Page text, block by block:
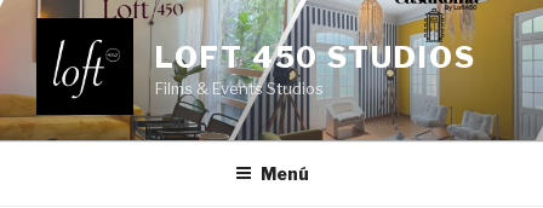
Saltar
contenido
LOFT 450 STUDIOS
Films & Events Studios
Menú